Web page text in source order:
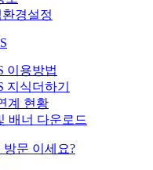
경설정
이용방법
지식더하기
계 현황
배너 다운로드
방문 이세요?